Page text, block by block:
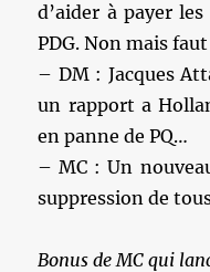
d’aider à payer
PDG. Non mais
– DM : Jacques
un rapport a
en panne de PQ…
– MC : Un
suppression de
Bonus de MC qui